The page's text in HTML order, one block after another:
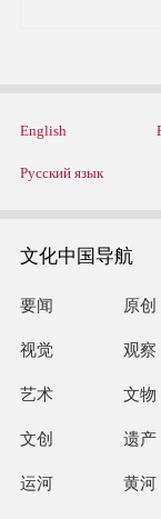
English
Русский язык
文化中国导航
要闻 原创
视觉 观察
艺术 文物
文创 遗产
运河 黄河